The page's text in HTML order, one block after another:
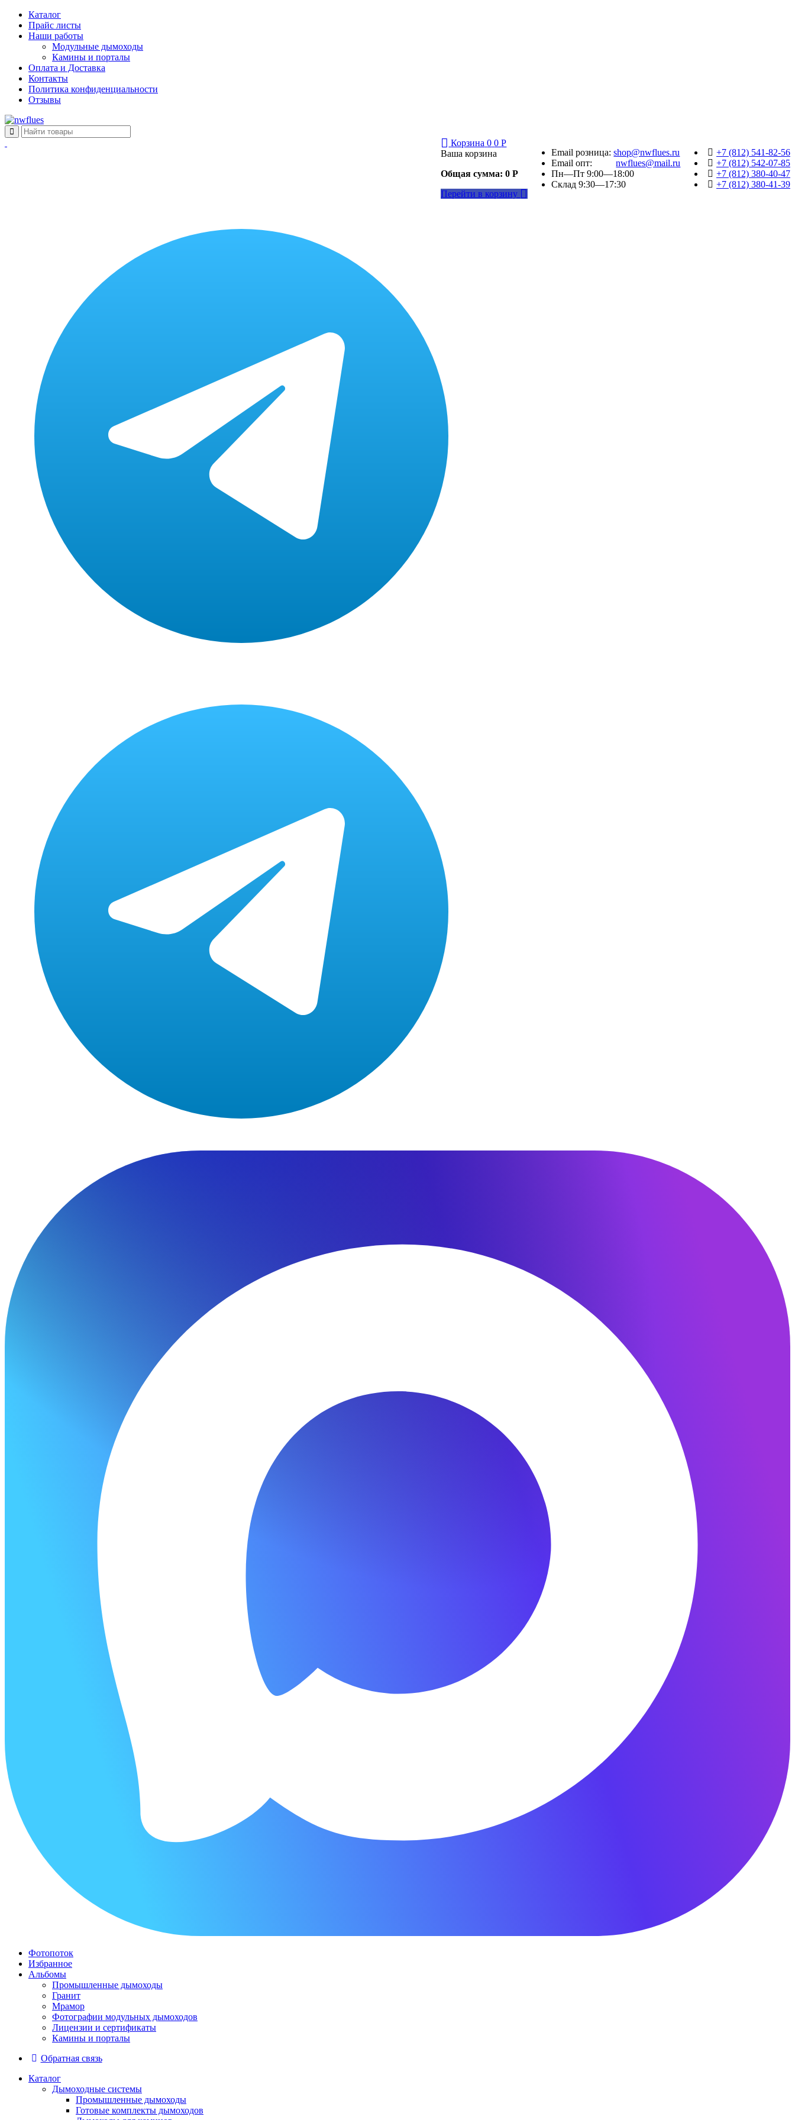
Каталог
Прайс листы
Наши работы
Модульные дымоходы
Камины и порталы
Оплата и Доставка
Контакты
Политика конфиденциальности
Отзывы
+7 (812) 541-82-56
+7 (812) 542-07-85
+7 (812) 380-40-47
+7 (812) 380-41-39
Email розница:shop@nwflues.ru
Email опт:nwflues@mail.ru
Пн—Пт 9:00—18:00
Склад 9:30—17:30
Корзина 0 0Р
Ваша корзина
Общая сумма:0Р
Перейти в корзину
Фотопоток
Избранное
Альбомы
Промышленные дымоходы
Гранит
Мрамор
Фотографии модульных дымоходов
Лицензии и сертификаты
Камины и порталы
Обратная связь
Каталог
Дымоходные системы
Промышленные дымоходы
Готовые комплекты дымоходов